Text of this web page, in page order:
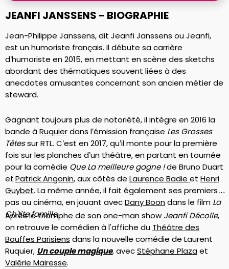
JEANFI JANSSENS - BIOGRAPHIE
Jean-Philippe Janssens, dit Jeanfi Janssens ou Jeanfi,
est un humoriste français. Il débute sa carrière
d’humoriste en 2015, en mettant en scène des sketchs
abordant des thématiques souvent liées à des
anecdotes amusantes concernant son ancien métier de
steward.
Gagnant toujours plus de notoriété, il intègre en 2016 la
bande àRuquierdans l’émission française Les Grosses
Têtessur RTL. C’est en 2017, qu’il monte pour la première
fois sur les planches d’un théâtre, en partant en tournée
pour la comédie Que La meilleure gagne !de Bruno Duart
etPatrick Angonin, aux côtés de Laurence Badie et Henri
Guybet. La même année, il fait également ses premiers
pas au cinéma, en jouant avecDany Boondans le film La
Ch'tite famille.
Après le triomphe de son one-man show Jeanfi Décolle,
on retrouve le comédien à l'affiche du Théâtre des
Bouffes Parisiens dans la nouvelle comédie de Laurent
Ruquier, Un couple magique, avecStéphane Plazaet
Valérie Mairesse.